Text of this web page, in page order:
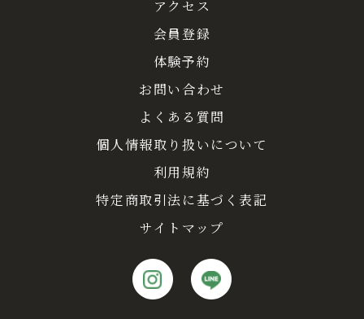
アクセス
会員登録
体験予約
お問い合わせ
よくある質問
個人情報取り扱いについて
利用規約
特定商取引法に基づく表記
サイトマップ